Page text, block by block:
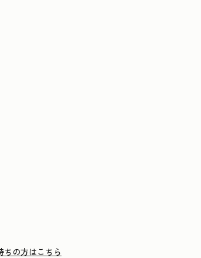
ちの方はこちら